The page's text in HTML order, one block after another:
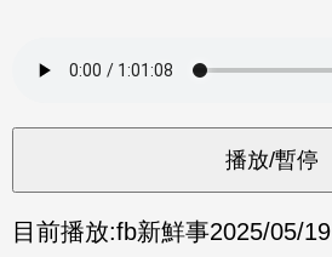
目前播放:fb新鮮事2025/05/19